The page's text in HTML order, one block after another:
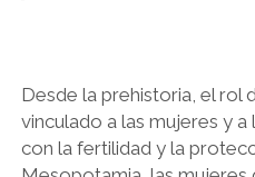
Desde la prehistoria, el rol
vinculado a las mujeres y a
con la fertilidad y la